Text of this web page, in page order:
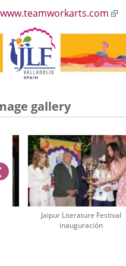
www.teamworkarts.com
gallery
Jaipur Literature Festival
inauguración
previus